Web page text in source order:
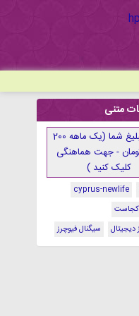
متنی
محل تبلیغ شما (یک ماهه 200
- جهت هماهنگی
کلیک کنید )
cyprus-newlife
دیجیتال
سیگنال فیوچرز